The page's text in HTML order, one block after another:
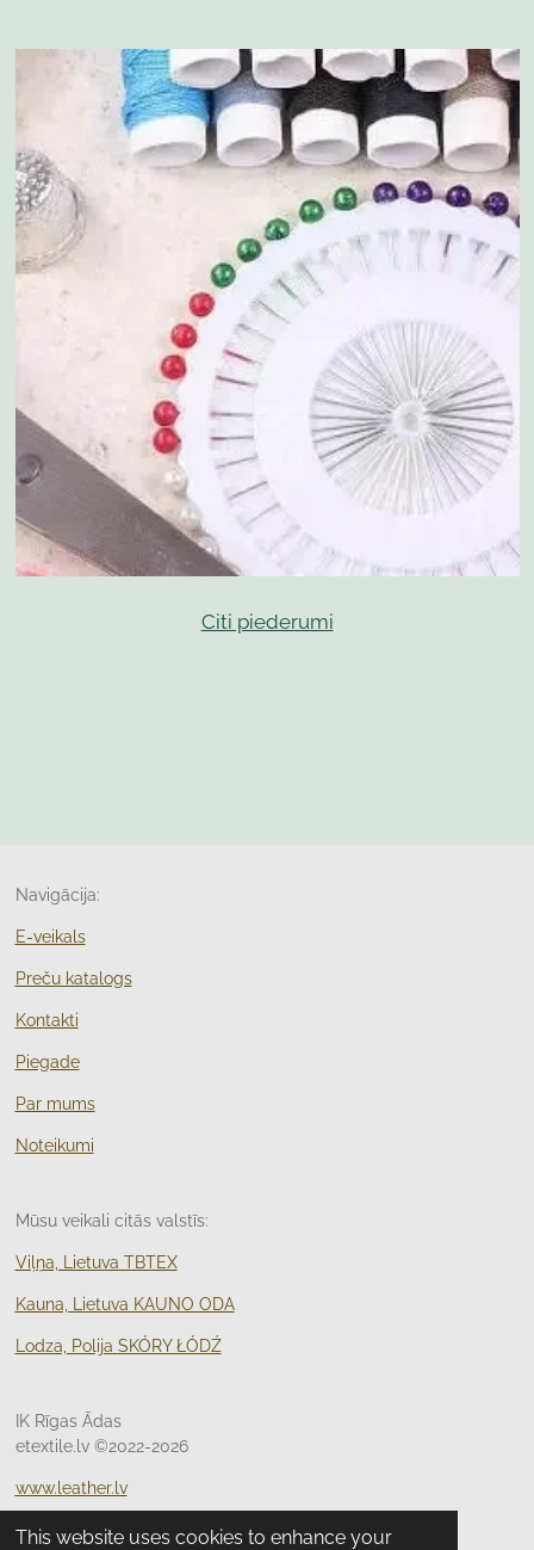
This website uses cookies to enhance your
Citi piederumi
Navigācija:
E-veikals
Preču katalogs
Kontakti
Piegade
Par mums
Noteikumi
Mūsu veikali citās valstīs:
Viļņa, Lietuva TBTEX
Kauna, Lietuva KAUNO ODA
Lodza, Polija SKÓRY ŁÓDŹ
IK Rīgas Ādas
etextile.lv ©2022-2026
www.leather.lv
Sazinieties ar mums , un mēs palīdzēsim atrast Jums